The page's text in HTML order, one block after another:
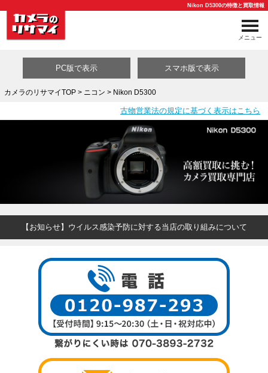
Nikon D5300の特徴と買取情報
メニュー
買取カテゴリ一覧
PC版で表示 スマホ版で表示
カメラのリサマイTOP> ニコン > Nikon D5300
古物営業法の規定に基づく表示はこちら
【お知らせ】ウイルス感染予防に対する当店の取り組みについて